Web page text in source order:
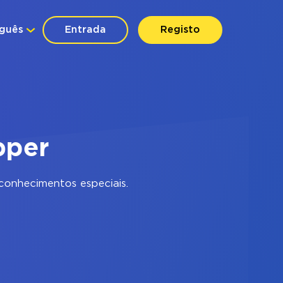
Entrada Registo
especiais.